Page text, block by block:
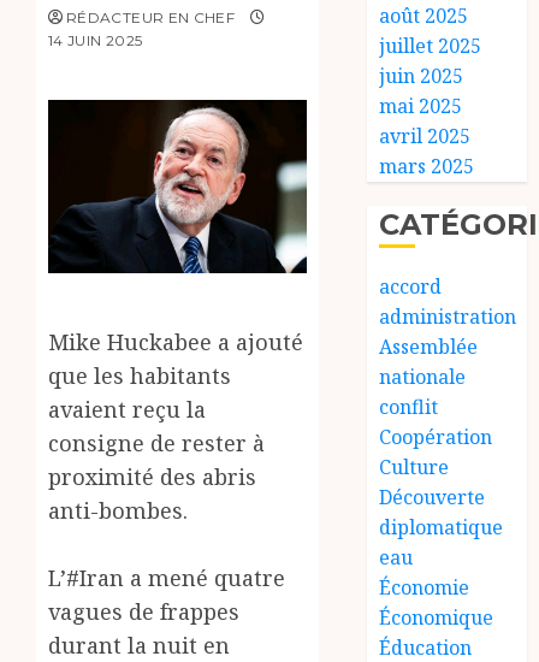
RÉDACTEUR EN CHEF
14 JUIN 2025
Mike Huckabee a ajouté
que les habitants
avaient reçu la
consigne de rester à
proximité des abris
anti-bombes.
L’#Iran a mené quatre
vagues de frappes
durant la nuit en
août 2025
juillet 2025
juin 2025
mai 2025
avril 2025
mars 2025
accord
administration
Assemblée
nationale
conflit
Coopération
Culture
Découverte
diplomatique
eau
Économie
Économique
Éducation